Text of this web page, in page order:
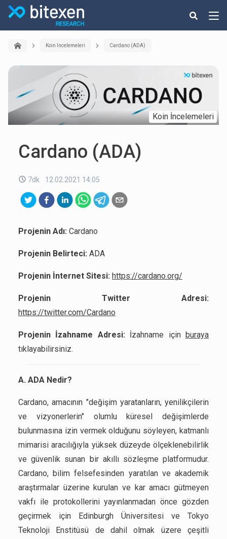
Koin İncelemeleri Cardano (ADA)
Koin İncelemeleri
Cardano (ADA)
7dk 12.02.2021 14:05
Projenin Adı: Cardano
Projenin Belirteci: ADA
Projenin İnternet Sitesi: https://cardano.org/
Projenin Twitter Adresi:
https://twitter.com/Cardano
Projenin İzahname Adresi: İzahname için buraya
tıklayabilirsiniz.
A. ADA Nedir?
Cardano, amacının "değişim yaratanların, yenilikçilerin
ve vizyonerlerin" olumlu küresel değişimlerde
bulunmasına izin vermek olduğunu söyleyen, katmanlı
mimarisi aracılığıyla yüksek düzeyde ölçeklenebilirlik
ve güvenlik sunan bir akıllı sözleşme platformudur.
Cardano, bilim felsefesinden yaratılan ve akademik
araştırmalar üzerine kurulan ve kar amacı gütmeyen
vakfı ile protokollerini yayınlanmadan önce gözden
geçirmek için Edinburgh Üniversitesi ve Tokyo
Teknoloji Enstitüsü de dahil olmak üzere çeşitli